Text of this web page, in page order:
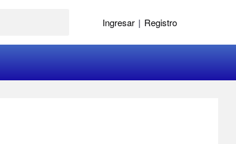
Ingresar | Registro